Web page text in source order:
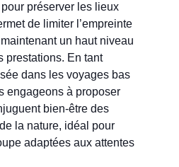
préserver les lieux
de limiter l’empreinte
un haut niveau
prestations. En tant
dans les voyages bas
engageons à proposer
bien-être des
la nature, idéal pour
adaptées aux attentes